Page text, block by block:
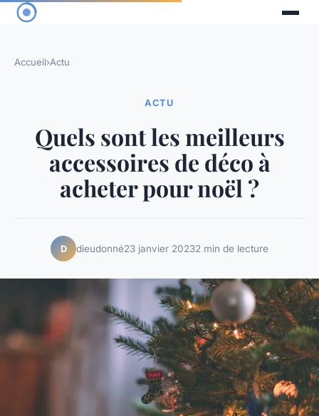
Accueil›Actu
ACTU
Quels sont les meilleurs
accessoires de déco à
acheter pour noël ?
D dieudonné23 janvier 20232 min de lecture